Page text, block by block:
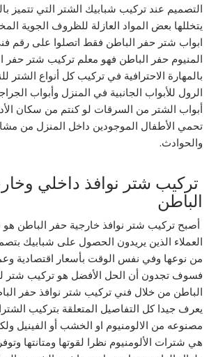
التصميم عند تركيب شبابيك الشتر التي تتميز
يتخللها بعض المواد العازلة للظروف الجوية
ابواب شتر حفر الباطن فقط اتصلوا على رقم
المنيوم حفر الباطن فهو معلم تركيب شتر حفر
بالمهارة الاحترافية في تركيب كل أنواع الشتر
الرول للأبواب الجانبية في المنزل وأبواب
أبواب الشتر من السرقات لو كنتم من سكان
تحمي الأطفال الموجودين داخل المنزل من
والحوادث.
تركيب شتر نوافذ داخلي
الباطن
أصبح تركيب شتر نوافذ خارجية حفر الباطن هو
العملاء الذين يريدون الحصول على شبابيك
من نوعها وفي نفس الوقت بأسعار اقتصادية
فسوف تجدون أن الحل الأفضل هو تركيب شتر
الباطن من خلال فني تركيب شتر نوافذ حفر
يعرف جيدا كل التفاصيل المتعلقة بتركيب
مصنوعه من الالومنيوم او الخشب أو الفينيل
هي شترات الألومنيوم نظرا لقوتها ومتانتها